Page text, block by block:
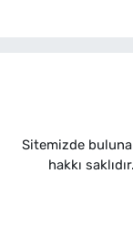
Sitemizde
hakkı